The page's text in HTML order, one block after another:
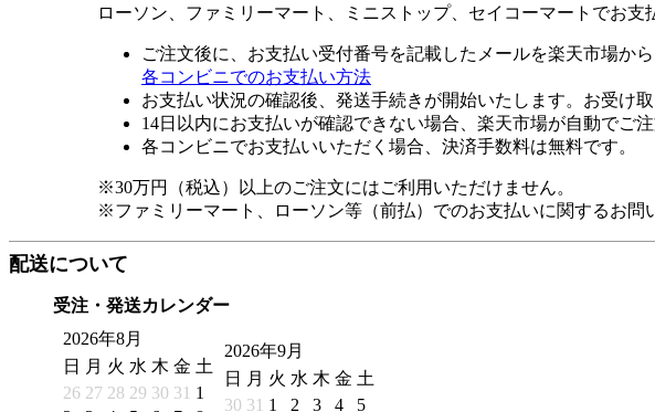
ローソン、ファミリーマート、ミニストップ、セイコーマートでお支
ご注文後に、お支払い受付番号を記載したメールを楽天市場から
各コンビニでのお支払い方法
お支払い状況の確認後、発送手続きが開始いたします。お受け
14日以内にお支払いが確認できない場合、楽天市場が自動でご
各コンビニでお支払いいただく場合、決済手数料は無料です。
※30万円（税込）以上のご注文にはご利用いただけません。
※ファミリーマート、ローソン等（前払）でのお支払いに関するお問
配送について
受注・発送カレンダー
2026年8月
日
月 火 水 木 金 土
26 27 28 29 30 31 1
2026年9月
日
月 火 水 木 金 土
30 31 1 2 3 4
5